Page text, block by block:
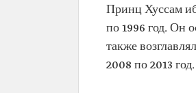
Принц Хуссам
по 1996 год. Он
также
2008 по 2013 год.